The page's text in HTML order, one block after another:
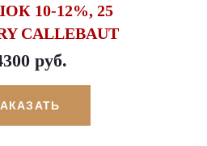
10-12%, 25
CALLEBAUT
руб.